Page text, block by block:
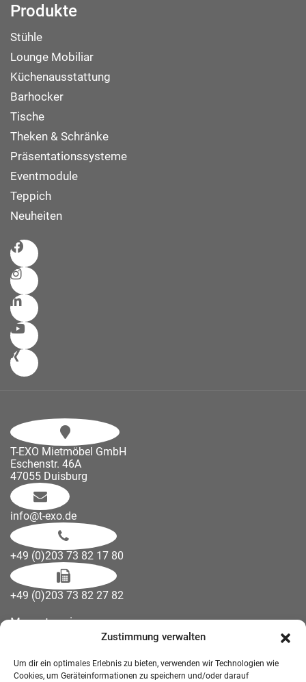
Zustimmung verwalten
Um dir ein optimales Erlebnis zu bieten, verwenden wir Technologien wie
Cookies, um Geräteinformationen zu speichern und/oder darauf
Produkte
Stühle
Lounge Mobiliar
Küchenausstattung
Barhocker
Tische
Theken & Schränke
Präsentationssysteme
Eventmodule
Teppich
Neuheiten
T-EXO Mietmöbel GmbH
Eschenstr. 46A
47055 Duisburg
info@t-exo.de
+49 (0)203 73 82 17 80
+49 (0)203 73 82 27 82
Messetermine
Downloads
Wandelemente